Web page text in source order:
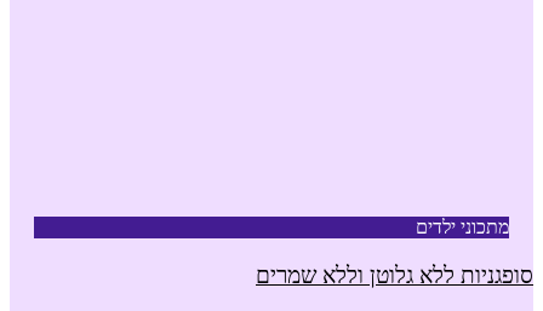
מתכוני ילדים
סופגניות ללא גלוטן וללא שמרים